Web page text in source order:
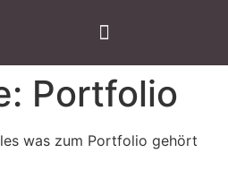
Portfolio
was zum Portfolio gehört